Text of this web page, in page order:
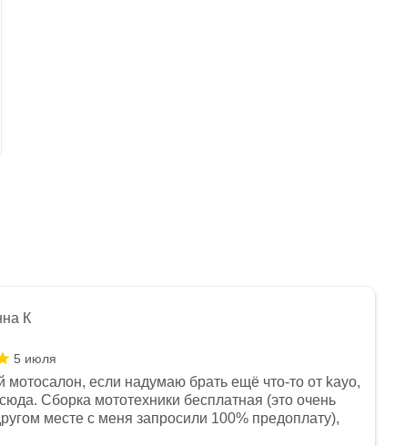
К
5 июля
мотосалон, если надумаю брать ещё что-то от kayo,
Сборка мототехники бесплатная (это очень
месте с меня запросили 100% предоплату),